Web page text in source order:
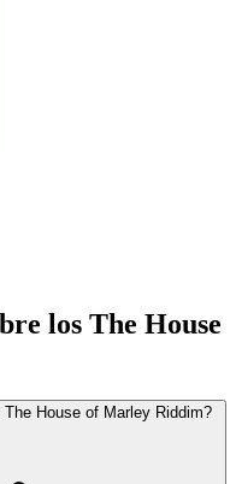
los The House
House of Marley Riddim?